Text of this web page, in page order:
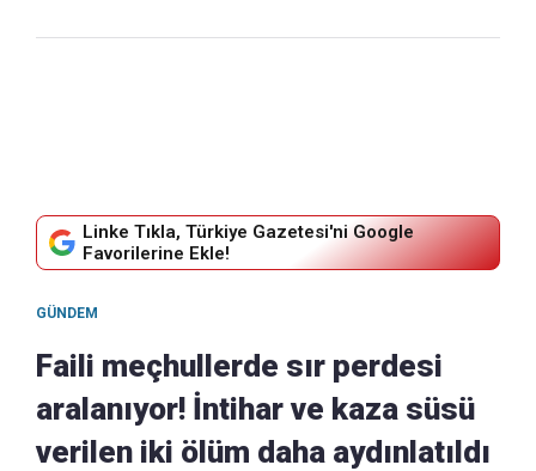
Linke Tıkla, Türkiye Gazetesi'ni Google
Favorilerine Ekle!
GÜNDEM
Faili meçhullerde sır perdesi
aralanıyor! İntihar ve kaza süsü
verilen iki ölüm daha aydınlatıldı